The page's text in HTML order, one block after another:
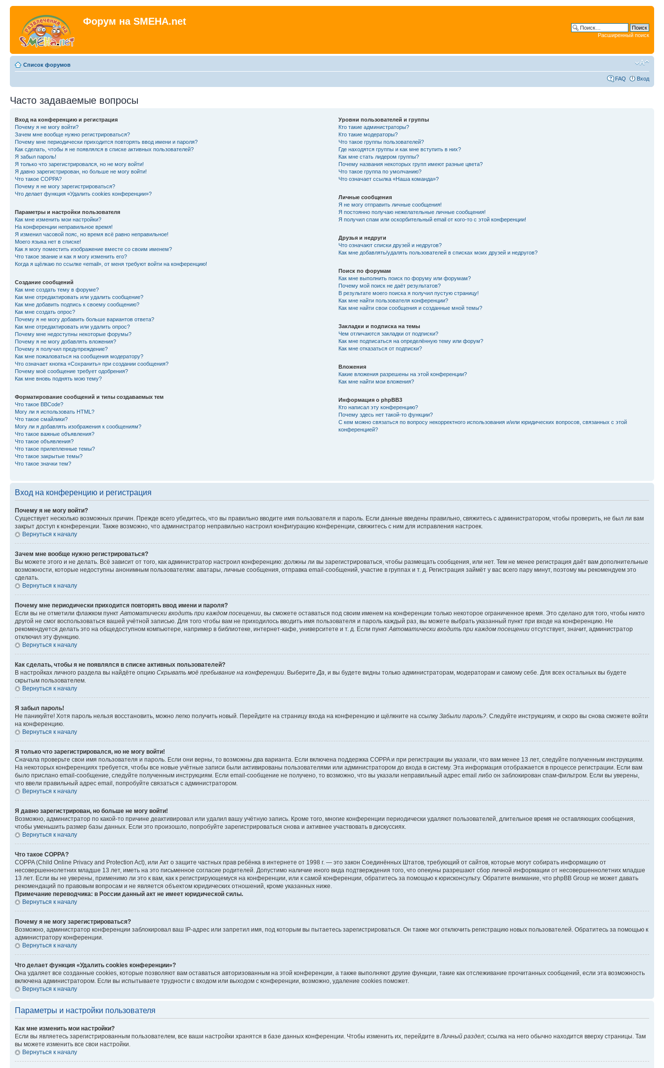
Форум на SMEHA.net
Расширенный поиск
Список форумов
FAQ Вход
Часто задаваемые вопросы
Вход на конференцию и регистрация
Почему я не могу войти?
Зачем мне вообще нужно регистрироваться?
Почему мне периодически приходится повторять ввод имени и пароля?
Как сделать, чтобы я не появлялся в списке активных пользователей?
Я забыл пароль!
Я только что зарегистрировался, но не могу войти!
Я давно зарегистрирован, но больше не могу войти!
Что такое COPPA?
Почему я не могу зарегистрироваться?
Что делает функция «Удалить cookies конференции»?
Параметры и настройки пользователя
Как мне изменить мои настройки?
На конференции неправильное время!
Я изменил часовой пояс, но время всё равно неправильное!
Моего языка нет в списке!
Как я могу поместить изображение вместе со своим именем?
Что такое звание и как я могу изменить его?
Когда я щёлкаю по ссылке «email», от меня требуют войти на конференцию!
Создание сообщений
Как мне создать тему в форуме?
Как мне отредактировать или удалить сообщение?
Как мне добавить подпись к своему сообщению?
Как мне создать опрос?
Почему я не могу добавить больше вариантов ответа?
Как мне отредактировать или удалить опрос?
Почему мне недоступны некоторые форумы?
Почему я не могу добавлять вложения?
Почему я получил предупреждение?
Как мне пожаловаться на сообщения модератору?
Что означает кнопка «Сохранить» при создании сообщения?
Почему моё сообщение требует одобрения?
Как мне вновь поднять мою тему?
Форматирование сообщений и типы создаваемых тем
Что такое BBCode?
Могу ли я использовать HTML?
Что такое смайлики?
Могу ли я добавлять изображения к сообщениям?
Что такое важные объявления?
Что такое объявления?
Что такое прилепленные темы?
Что такое закрытые темы?
Что такое значки тем?
Уровни пользователей и группы
Кто такие администраторы?
Кто такие модераторы?
Что такое группы пользователей?
Где находятся группы и как мне вступить в них?
Как мне стать лидером группы?
Почему названия некоторых групп имеют разные цвета?
Что такое группа по умолчанию?
Что означает ссылка «Наша команда»?
Личные сообщения
Я не могу отправить личные сообщения!
Я постоянно получаю нежелательные личные сообщения!
Я получил спам или оскорбительный email от кого-то с этой конференции!
Друзья и недруги
Что означают списки друзей и недругов?
Как мне добавлять/удалять пользователей в списках моих друзей и недругов?
Поиск по форумам
Как мне выполнить поиск по форуму или форумам?
Почему мой поиск не даёт результатов?
В результате моего поиска я получил пустую страницу!
Как мне найти пользователя конференции?
Как мне найти свои сообщения и созданные мной темы?
Закладки и подписка на темы
Чем отличаются закладки от подписки?
Как мне подписаться на определённую тему или форум?
Как мне отказаться от подписки?
Вложения
Какие вложения разрешены на этой конференции?
Как мне найти мои вложения?
Информация о phpBB3
Кто написал эту конференцию?
Почему здесь нет такой-то функции?
С кем можно связаться по вопросу некорректного использования и/или юридических вопросов, связанных с этой
конференцией?
Вход на конференцию и регистрация
Почему я не могу войти?
Существует несколько возможных причин. Прежде всего убедитесь, что вы правильно вводите имя пользователя и пароль. Если данные введены правильно, свяжитесь с администратором, чтобы проверить, не был ли вам
закрыт доступ к конференции. Также возможно, что администратор неправильно настроил конфигурацию конференции, свяжитесь с ним для исправления настроек.
Вернуться к началу
Зачем мне вообще нужно регистрироваться?
Вы можете этого и не делать. Всё зависит от того, как администратор настроил конференцию: должны ли вы зарегистрироваться, чтобы размещать сообщения, или нет. Тем не менее регистрация даёт вам дополнительные
возможности, которые недоступны анонимным пользователям: аватары, личные сообщения, отправка email-сообщений, участие в группах и т. д. Регистрация займёт у вас всего пару минут, поэтому мы рекомендуем это
сделать.
Вернуться к началу
Почему мне периодически приходится повторять ввод имени и пароля?
Если вы не отметили флажком пунктАвтоматически входить при каждом посещении, вы сможете оставаться под своим именем на конференции только некоторое ограниченное время. Это сделано для того, чтобы никто
другой не смог воспользоваться вашей учётной записью. Для того чтобы вам не приходилось вводить имя пользователя и пароль каждый раз, вы можете выбрать указанный пункт при входе на конференцию. Не
рекомендуется делать это на общедоступном компьютере, например в библиотеке, интернет-кафе, университете и т. д. Если пунктАвтоматически входить при каждом посещении отсутствует, значит, администратор
отключил эту функцию.
Вернуться к началу
Как сделать, чтобы я не появлялся в списке активных пользователей?
В настройках личного раздела вы найдёте опцию Скрывать моё пребывание на конференции. ВыберитеДа, и вы будете видны только администраторам, модераторам и самому себе. Для всех остальных вы будете
скрытым пользователем.
Вернуться к началу
Я забыл пароль!
Не паникуйте! Хотя пароль нельзя восстановить, можно легко получить новый. Перейдите на страницу входа на конференцию и щёлкните на ссылку Забыли пароль?. Следуйте инструкциям, и скоро вы снова сможете войти
на конференцию.
Вернуться к началу
Я только что зарегистрировался, но не могу войти!
Сначала проверьте свои имя пользователя и пароль. Если они верны, то возможны два варианта. Если включена поддержка COPPA и при регистрации вы указали, что вам менее 13 лет, следуйте полученным инструкциям.
На некоторых конференциях требуется, чтобы все новые учётные записи были активированы пользователями или администратором до входа в систему. Эта информация отображается в процессе регистрации. Если вам
было прислано email-сообщение, следуйте полученным инструкциям. Если email-сообщение не получено, то возможно, что вы указали неправильный адрес email либо он заблокирован спам-фильтром. Если вы уверены,
что ввели правильный адрес email, попробуйте связаться с администратором.
Вернуться к началу
Я давно зарегистрирован, но больше не могу войти!
Возможно, администратор по какой-то причине деактивировал или удалил вашу учётную запись. Кроме того, многие конференции периодически удаляют пользователей, длительное время не оставляющих сообщения,
чтобы уменьшить размер базы данных. Если это произошло, попробуйте зарегистрироваться снова и активнее участвовать в дискуссиях.
Вернуться к началу
Что такое COPPA?
COPPA (Child Online Privacy and Protection Act), или Акт о защите частных прав ребёнка в интернете от 1998 г. — это закон Соединённых Штатов, требующий от сайтов, которые могут собирать информацию от
несовершеннолетних младше 13 лет, иметь на это письменное согласие родителей. Допустимо наличие иного вида подтверждения того, что опекуны разрешают сбор личной информации от несовершеннолетних младше
13 лет. Если вы не уверены, применимо ли это к вам, как к регистрирующемуся на конференции, или к самой конференции, обратитесь за помощью к юрисконсульту. Обратите внимание, что phpBB Group не может давать
рекомендаций по правовым вопросам и не является объектом юридических отношений, кроме указанных ниже.
Примечание переводчика: в России данный акт не имеет юридической силы.
Вернуться к началу
Почему я не могу зарегистрироваться?
Возможно, администратор конференции заблокировал ваш IP-адрес или запретил имя, под которым вы пытаетесь зарегистрироваться. Он также мог отключить регистрацию новых пользователей. Обратитесь за помощью к
администратору конференции.
Вернуться к началу
Что делает функция «Удалить cookies конференции»?
Она удаляет все созданные cookies, которые позволяют вам оставаться авторизованным на этой конференции, а также выполняют другие функции, такие как отслеживание прочитанных сообщений, если эта возможность
включена администратором. Если вы испытываете трудности с входом или выходом с конференции, возможно, удаление cookies поможет.
Вернуться к началу
Параметры и настройки пользователя
Как мне изменить мои настройки?
Если вы являетесь зарегистрированным пользователем, все ваши настройки хранятся в базе данных конференции. Чтобы изменить их, перейдите вЛичный раздел; ссылка на него обычно находится вверху страницы. Там
вы можете изменить все свои настройки.
Вернуться к началу